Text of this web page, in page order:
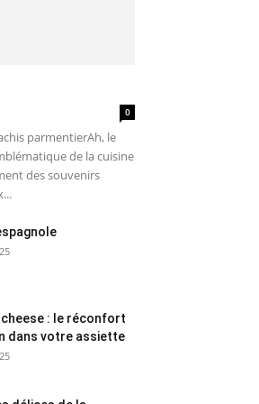
0
parmentierAh, le
de la cuisine
des souvenirs
cheese : le réconfort
dans votre assiette